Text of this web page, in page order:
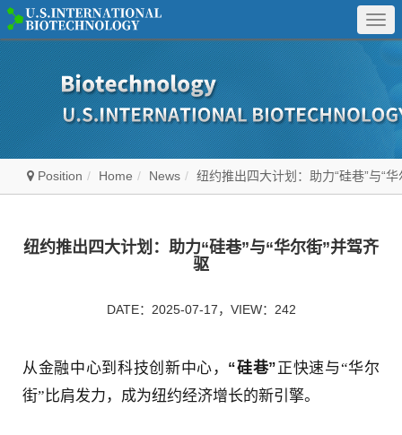
Position Home News 纽约推出四大计划：助力“硅巷”与“
纽约推出四大计划：助力“硅巷”与“华尔街”并驾齐
驱
DATE：2025-07-17，VIEW：242
从金融中心到科技创新中心， “硅巷”正快速与“华尔
街”比肩发力，成为纽约经济增长的新引擎。